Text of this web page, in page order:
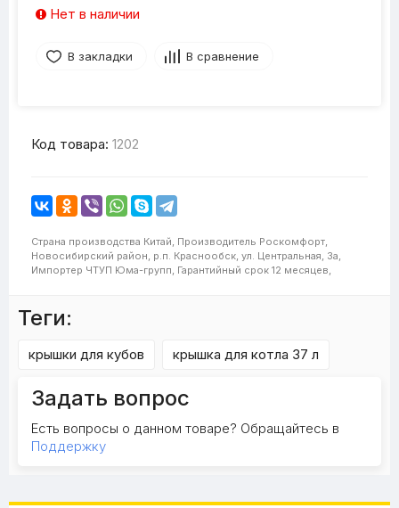
Нет в наличии
В закладки В сравнение
Код товара: 1202
Страна производства Китай, Производитель Роскомфорт,
Новосибирский район, р.п. Краснообск, ул. Центральная, 3а,
Импортер ЧТУП Юма-групп, Гарантийный срок 12 месяцев,
Теги:
крышки для кубов крышка для котла 37 л
Задать вопрос
Есть вопросы о данном товаре? Обращайтесь в
Поддержку